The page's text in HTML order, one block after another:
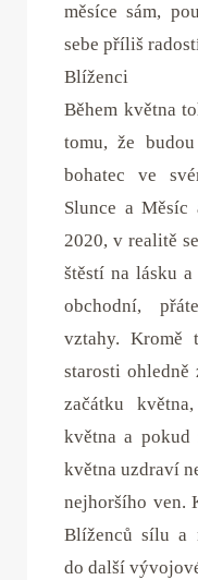
měsíce sám,
sebe příliš
Blíženci
Během května
tomu, že
bohatec ve
Slunce a
2020, v realitě
štěstí na lásku
obchodní,
vztahy. Kromě
starosti
začátku
května a pokud
května uzdraví
nejhoršího ven.
Blíženců sílu a
do další